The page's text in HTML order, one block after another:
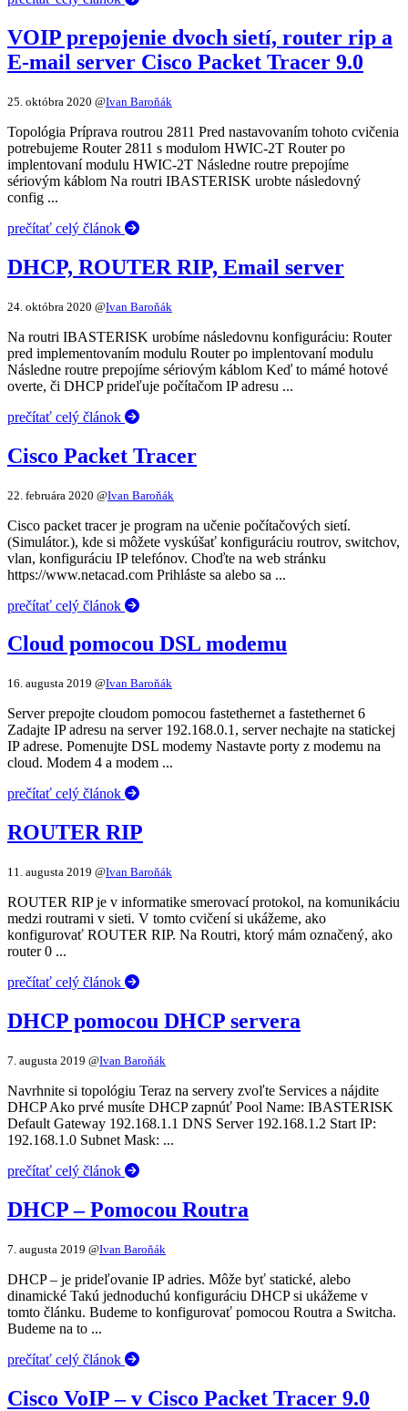
VOIP prepojenie dvoch sietí, router rip a
E-mail server Cisco Packet Tracer 9.0
25. októbra 2020 @Ivan Baroňák
Topológia Príprava routrou 2811 Pred nastavovaním tohoto cvičenia
potrebujeme Router 2811 s modulom HWIC-2T Router po
implentovaní modulu HWIC-2T Následne routre prepojíme
sériovým káblom Na routri IBASTERISK urobte následovný
config ...
prečítať celý článok
DHCP, ROUTER RIP, Email server
24. októbra 2020 @Ivan Baroňák
Na routri IBASTERISK urobíme následovnu konfiguráciu: Router
pred implementovaním modulu Router po implentovaní modulu
Následne routre prepojíme sériovým káblom Keď to mámé hotové
overte, či DHCP prideľuje počítačom IP adresu ...
prečítať celý článok
Cisco Packet Tracer
22. februára 2020 @Ivan Baroňák
Cisco packet tracer je program na učenie počítačových sietí.
(Simulátor.), kde si môžete vyskúšať konfiguráciu routrov, switchov,
vlan, konfiguráciu IP telefónov. Choďte na web stránku
https://www.netacad.com Prihláste sa alebo sa ...
prečítať celý článok
Cloud pomocou DSL modemu
16. augusta 2019 @Ivan Baroňák
Server prepojte cloudom pomocou fastethernet a fastethernet 6
Zadajte IP adresu na server 192.168.0.1, server nechajte na statickej
IP adrese. Pomenujte DSL modemy Nastavte porty z modemu na
cloud. Modem 4 a modem ...
prečítať celý článok
ROUTER RIP
11. augusta 2019 @Ivan Baroňák
ROUTER RIP je v informatike smerovací protokol, na komunikáciu
medzi routrami v sieti. V tomto cvičení si ukážeme, ako
konfigurovať ROUTER RIP. Na Routri, ktorý mám označený, ako
router 0 ...
prečítať celý článok
DHCP pomocou DHCP servera
7. augusta 2019 @Ivan Baroňák
Navrhnite si topológiu Teraz na servery zvoľte Services a nájdite
DHCP Ako prvé musíte DHCP zapnúť Pool Name: IBASTERISK
Default Gateway 192.168.1.1 DNS Server 192.168.1.2 Start IP:
192.168.1.0 Subnet Mask: ...
prečítať celý článok
DHCP – Pomocou Routra
7. augusta 2019 @Ivan Baroňák
DHCP – je prideľovanie IP adries. Môže byť statické, alebo
dinamické Takú jednoduchú konfiguráciu DHCP si ukážeme v
tomto článku. Budeme to konfigurovať pomocou Routra a Switcha.
Budeme na to ...
prečítať celý článok
Cisco VoIP – v Cisco Packet Tracer 9.0